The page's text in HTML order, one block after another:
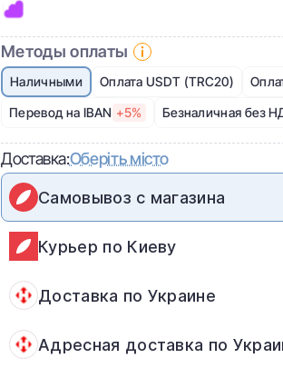
Методы оплаты
Наличными Оплата USDT (TRC20)
Перевод на IBAN +5% Безналичная без
Доставка:Оберіть місто
Самовывоз с магазина
Курьер по Киеву
Доставка по Украине
Адресная доставка по